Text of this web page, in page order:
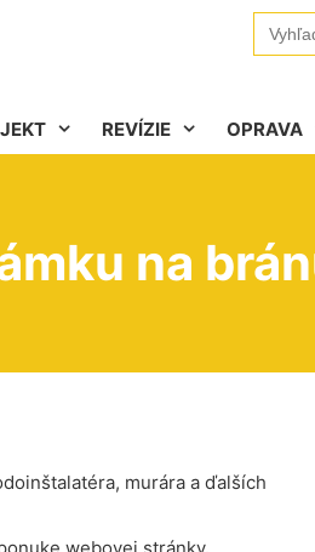
for:
REVÍZIE OPRAVA
na
murára a ďalších